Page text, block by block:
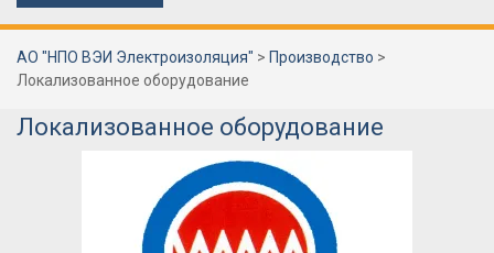
АО "НПО ВЭИ Электроизоляция" > Производство >
Локализованное оборудование
Локализованное оборудование